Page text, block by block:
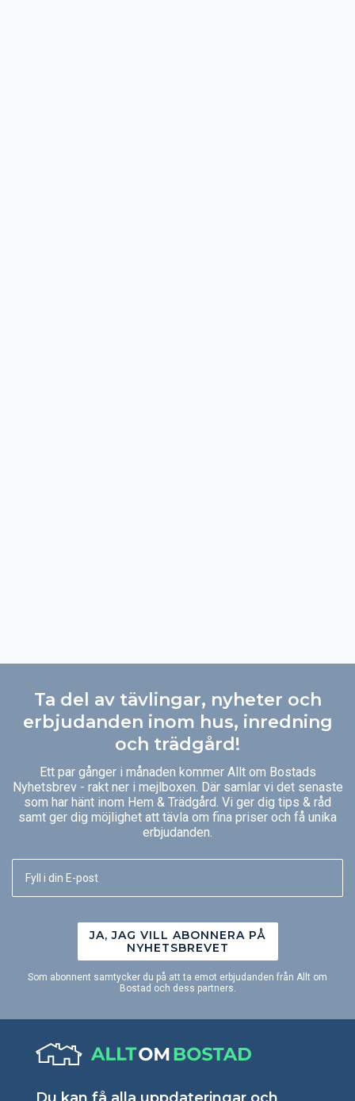
Ta del av tävlingar, nyheter och
erbjudanden inom hus, inredning
och trädgård!
Ett par gånger i månaden kommer Allt om Bostads
Nyhetsbrev - rakt ner i mejlboxen. Där samlar vi det senaste
som har hänt inom Hem & Trädgård. Vi ger dig tips & råd
samt ger dig möjlighet att tävla om fina priser och få unika
erbjudanden.
JA, JAG VILL ABONNERA PÅ
NYHETSBREVET
Som abonnent samtycker du på att ta emot erbjudanden från Allt om
Bostad och dess partners.